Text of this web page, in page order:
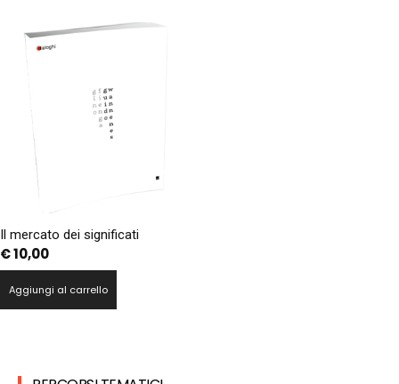
Il mercato dei significati
€10,00
Aggiungi al carrello